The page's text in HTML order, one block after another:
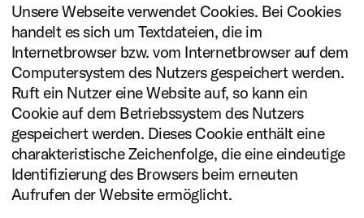
Unsere Webseite verwendet Cookies. Bei Cookies
handelt es sich um Textdateien, die im
Internetbrowser bzw. vom Internetbrowser auf dem
Computersystem des Nutzers gespeichert werden.
Ruft ein Nutzer eine Website auf, so kann ein
Cookie auf dem Betriebssystem des Nutzers
gespeichert werden. Dieses Cookie enthält eine
charakteristische Zeichenfolge, die eine eindeutige
Identifizierung des Browsers beim erneuten
Aufrufen der Website ermöglicht.